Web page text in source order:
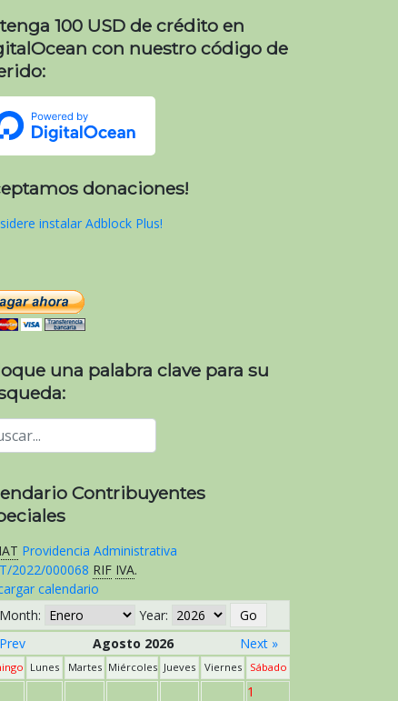
100 USD de crédito en
con nuestro código de
donaciones!
instalar Adblock Plus!
una palabra clave para su
Contribuyentes
Providencia Administrativa
2022/000068 RIF IVA.
calendario
Month:
Year:
Agosto 2026 Next »
Lunes Martes Miércoles Jueves Viernes Sábado
1